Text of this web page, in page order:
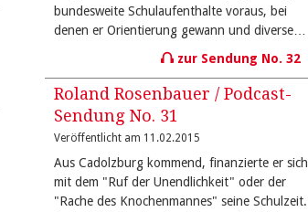
bundesweite Schulaufenthalte voraus, bei
denen er Orientierung gewann und diverse…
zur Sendung No. 32
Roland Rosenbauer / Podcast-
Sendung No. 31
Veröffentlicht am 11.02.2015
Aus Cadolzburg kommend, finanzierte er sich
mit dem "Ruf der Unendlichkeit" oder der
"Rache des Knochenmannes" seine Schulzeit.